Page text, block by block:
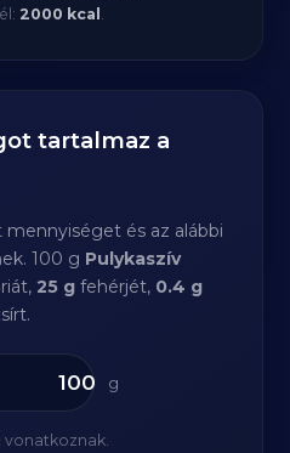
2000 kcal .
tartalmaz a
és az alábbi
100 g Pulykaszív
25 g fehérjét, 0.4 g
g
vonatkoznak.